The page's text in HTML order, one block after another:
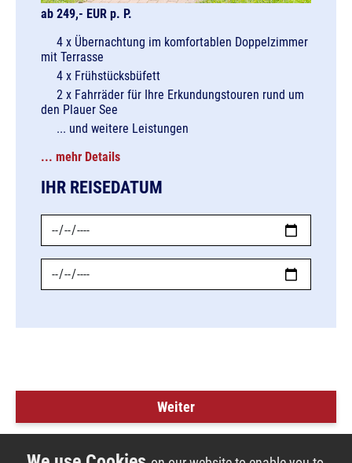
ab 249,- EUR p. P.
4 x Übernachtung im komfortablen Doppelzimmer
mit Terrasse
4 x Frühstücksbüfett
2 x Fahrräder für Ihre Erkundungstouren rund um
den Plauer See
... und weitere Leistungen
mehr Details
IHR REISEDATUM
Anreise
Abreise
Weiter